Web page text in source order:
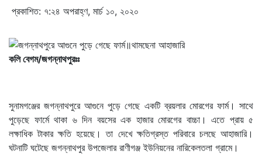
প্রকাশিত: ৭:২৪ অপরাহ্ণ, মার্চ ১০, ২০২০
কলি বেগম/জগন্নাথপুরঃঃ
সুনামগঞ্জের জগন্নাথপুরে আগুনে পুড়ে গেছে একটি ব্রয়লার মোরগের ফার্ম। সাথে
পুড়েছে ফার্মে থাকা ৬ দিন বয়সের এক হাজার মোরগের বাচ্চা। এতে প্রায় ৫
লক্ষাধিক টাকার ক্ষতি হয়েছে। তা দেখে ক্ষতিগ্রস্ত পরিবারে চলছে আহাজারি।
ঘটনাটি ঘটেছে জগন্নাথপুর উপজেলার রাণীগঞ্জ ইউনিয়নের নারিকেলতলা গ্রামে।